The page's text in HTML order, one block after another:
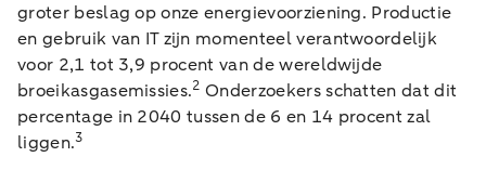
groter beslag op onze energievoorziening. Productie
en gebruik van IT zijn momenteel verantwoordelijk
voor 2,1 tot 3,9 procent van de wereldwijde
broeikasgasemissies.2 Onderzoekers schatten dat dit
percentage in 2040 tussen de 6 en 14 procent zal
liggen.3